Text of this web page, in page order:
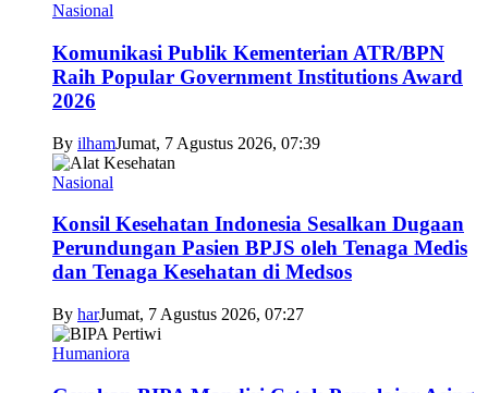
Nasional
Komunikasi Publik Kementerian ATR/BPN
Raih Popular Government Institutions Award
2026
By ilhamJumat, 7 Agustus 2026, 07:39
Nasional
Konsil Kesehatan Indonesia Sesalkan Dugaan
Perundungan Pasien BPJS oleh Tenaga Medis
dan Tenaga Kesehatan di Medsos
By harJumat, 7 Agustus 2026, 07:27
Humaniora